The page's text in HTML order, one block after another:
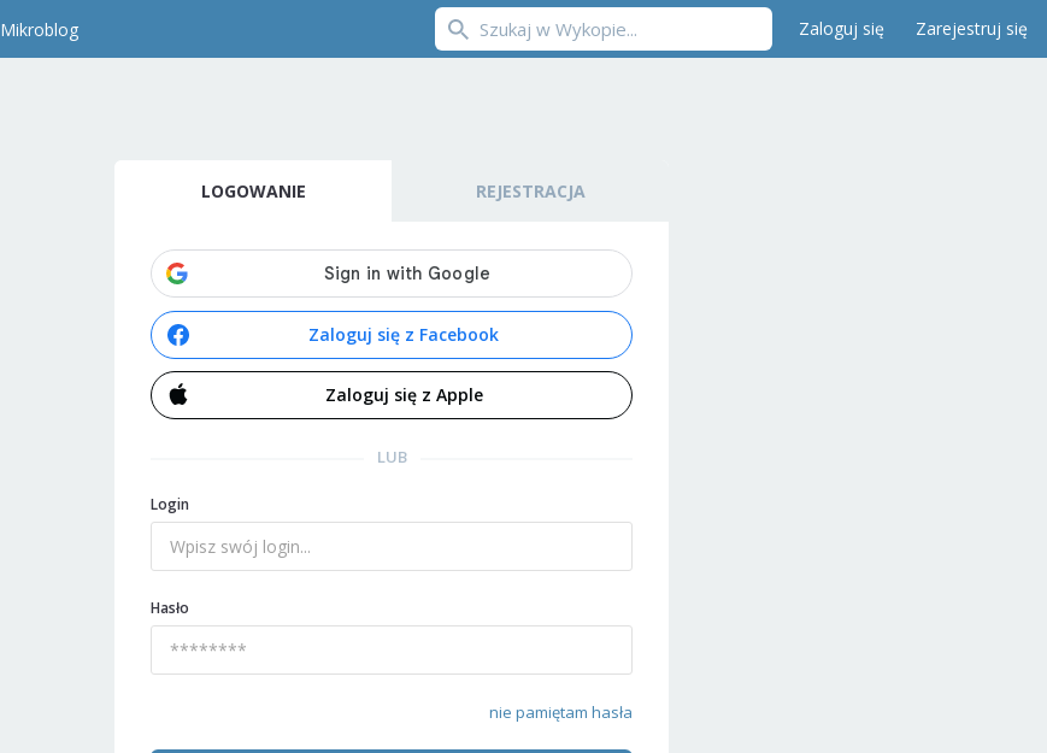
Mikroblog Zaloguj się Zarejestruj się
LOGOWANIE REJESTRACJA
Zaloguj się z Facebook
Zaloguj się z Apple
LUB
Login
Hasło
nie pamiętam hasła